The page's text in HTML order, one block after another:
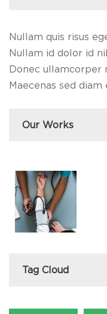
Nullam quis risus
Nullam id dolor id
Donec ullamcorper
Maecenas sed diam
Our Works
Tag Cloud